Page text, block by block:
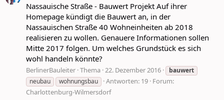
Nassauische Straße - Bauwert Projekt Auf ihrer
Homepage kündigt die Bauwert an, in der
Nassauischen Straße 40 Wohneinheiten ab 2018
realisieren zu wollen. Genauere Informationen sollen
Mitte 2017 folgen. Um welches Grundstück es sich
wohl handeln könnte?
BerlinerBauleiter Thema 22. Dezember 2016
bauwert
neubau
wohnungsbau Antworten: 19 Forum:
Charlottenburg-Wilmersdorf